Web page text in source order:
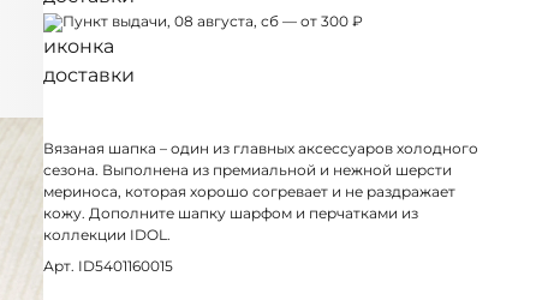
Пункт выдачи, 08 августа, сб — от 300 ₽
Вязаная шапка – один из главных аксессуаров холодного
сезона. Выполнена из премиальной и нежной шерсти
мериноса, которая хорошо согревает и не раздражает
кожу. Дополните шапку шарфом и перчатками из
коллекции IDOL.
Арт. ID5401160015